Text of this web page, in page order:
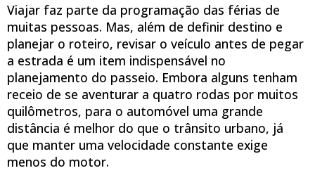
Viajar faz parte da programação das férias de
muitas pessoas. Mas, além de definir destino e
planejar o roteiro, revisar o veículo antes de pegar
a estrada é um item indispensável no
planejamento do passeio. Embora alguns tenham
receio de se aventurar a quatro rodas por muitos
quilômetros, para o automóvel uma grande
distância é melhor do que o trânsito urbano, já
que manter uma velocidade constante exige
menos do motor.